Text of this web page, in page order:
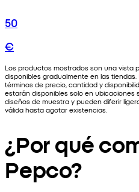
50
€
Los productos mostrados son una vista
disponibles gradualmente en las
términos de precio, cantidad y
estarán disponibles solo en ubicaciones
diseños de muestra y pueden diferir
válida hasta agotar existencias.
¿Por qué
Pepco?